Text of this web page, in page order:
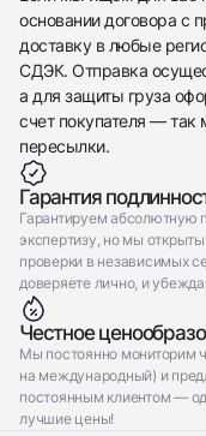
основании договора с
доставку в любые
СДЭК. Отправка
а для защиты груза
счет покупателя — так
пересылки.
Гарантия
Гарантируем абсолютную
экспертизу, но мы
проверки в независимых
доверяете лично, и
Честное
Мы постоянно мониторим
на международный) и
постоянным клиентом —
лучшие цены!